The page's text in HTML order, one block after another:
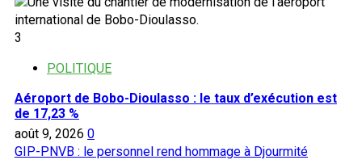
3
POLITIQUE
Aéroport de Bobo-Dioulasso : le taux d’exécution est
de 17,23 %
août 9, 2026 0
GIP-PNVB : le personnel rend hommage à Djourmité